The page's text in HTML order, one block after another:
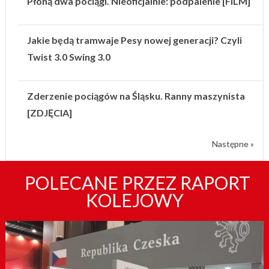
Jakie będą tramwaje Pesy nowej generacji? Czyli
Twist 3.0 Swing 3.0
Zderzenie pociągów na Śląsku. Ranny maszynista
[ZDJĘCIA]
Następne »
POLECANE PRZEZ RAPORT
KOLEJOWY